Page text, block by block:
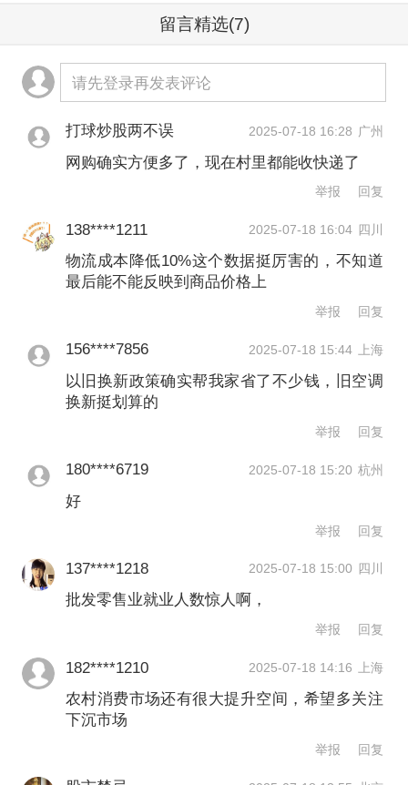
10%。商贸流通已成为我国经济社会发
力支撑。
展望“十五五”，盛秋平表示，将以规划为
引领接续发力，一茬接着一茬干，加快
建设规模更大、质量更优的现代商贸流
通体系，深入推动批发零售业高质量发
通国民经济循环、构建新发展格局作出
更大贡献。
期向好的基本面没有变，消费市场的潜
力大、韧性强、活力足的特点没有变。
在总结“十四五”的基础上，把一些好的经
验、好的做法，对中国市场有效的、深
受老百姓欢迎的政策，转化为常态长效
政策。同时会因时因势提出一些新的应
对政策，进一步激发商品消费发展动
能，释放服务消费潜力，放大新型消费
带动效应，全方位扩大国内需求，做强
留言精选(7)
请先登录再发表评论
打球炒股两不误 2025-07-18 16:28 广州
网购确实方便多了，现在村里都能收快递了
举报 回复
138****1211 2025-07-18 16:04 四川
物流成本降低10%这个数据挺厉害的，不知道
最后能不能反映到商品价格上
举报 回复
156****7856 2025-07-18 15:44 上海
以旧换新政策确实帮我家省了不少钱，旧空调
换新挺划算的
举报 回复
180****6719 2025-07-18 15:20 杭州
好
举报 回复
137****1218 2025-07-18 15:00 四川
批发零售业就业人数惊人啊，
举报 回复
182****1210 2025-07-18 14:16 上海
农村消费市场还有很大提升空间，希望多关注
下沉市场
举报 回复